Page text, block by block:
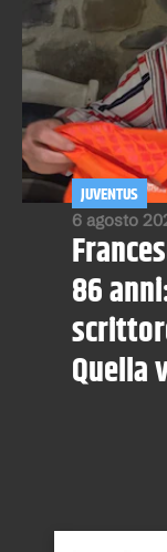
6 agosto
JUVENTUS
86
Quella